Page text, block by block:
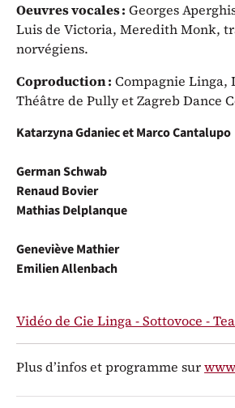
Oeuvres vocales : Georges
Luis de Victoria, Meredith Monk,
norvégiens.
Coproduction : Compagnie Linga,
Théâtre de Pully et Zagreb Dance
Katarzyna Gdaniec et Marco Cantalupo
German Schwab
Renaud Bovier
Mathias Delplanque
Geneviève Mathier
Emilien Allenbach
Vidéo de Cie Linga - Sottovoce -
Plus d’infos et programme sur